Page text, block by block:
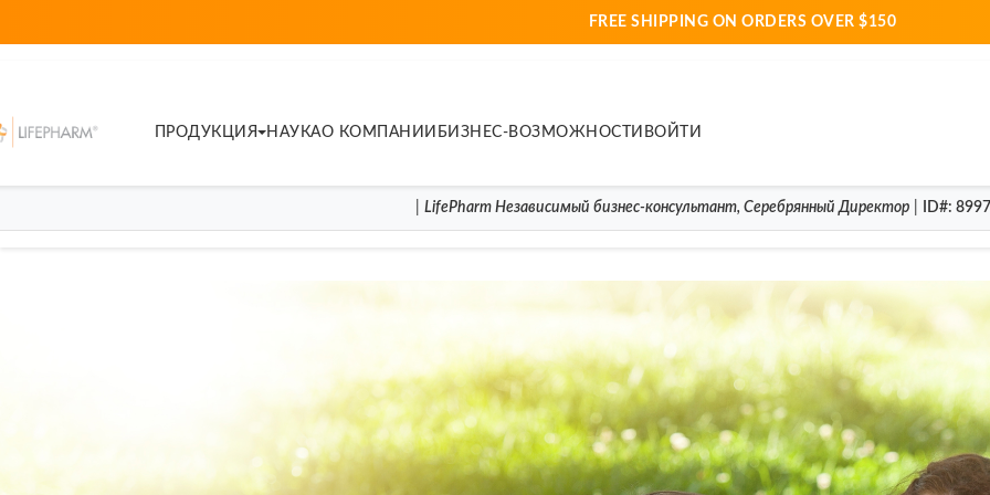
FREE SHIPPING ON ORDERS OVER $150
ПРОДУКЦИЯ НАУКАО КОМПАНИИ БИЗНЕС-ВОЗМОЖНОСТИ ВОЙТИ
LifePharm Независимый бизнес-консультант, Серебрянный Директор| ID#: